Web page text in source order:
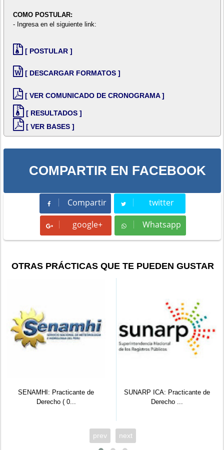
COMO POSTULAR:
- Ingresa en el siguiente link:
[ POSTULAR ]
[ DESCARGAR FORMATOS ]
[ VER COMUNICADO DE CRONOGRAMA ]
[ RESULTADOS ]
[ VER BASES ]
COMPARTIR EN FACEBOOK
Compartir
Compartir twitter
Tweet
google+ Whatsapp
Whatsapp
OTRAS PRÁCTICAS QUE TE PUEDEN GUSTAR
SENAMHI: Practicante de
Derecho ( 0...
SUNARP ICA: Practicante de
Derecho ...
prev next